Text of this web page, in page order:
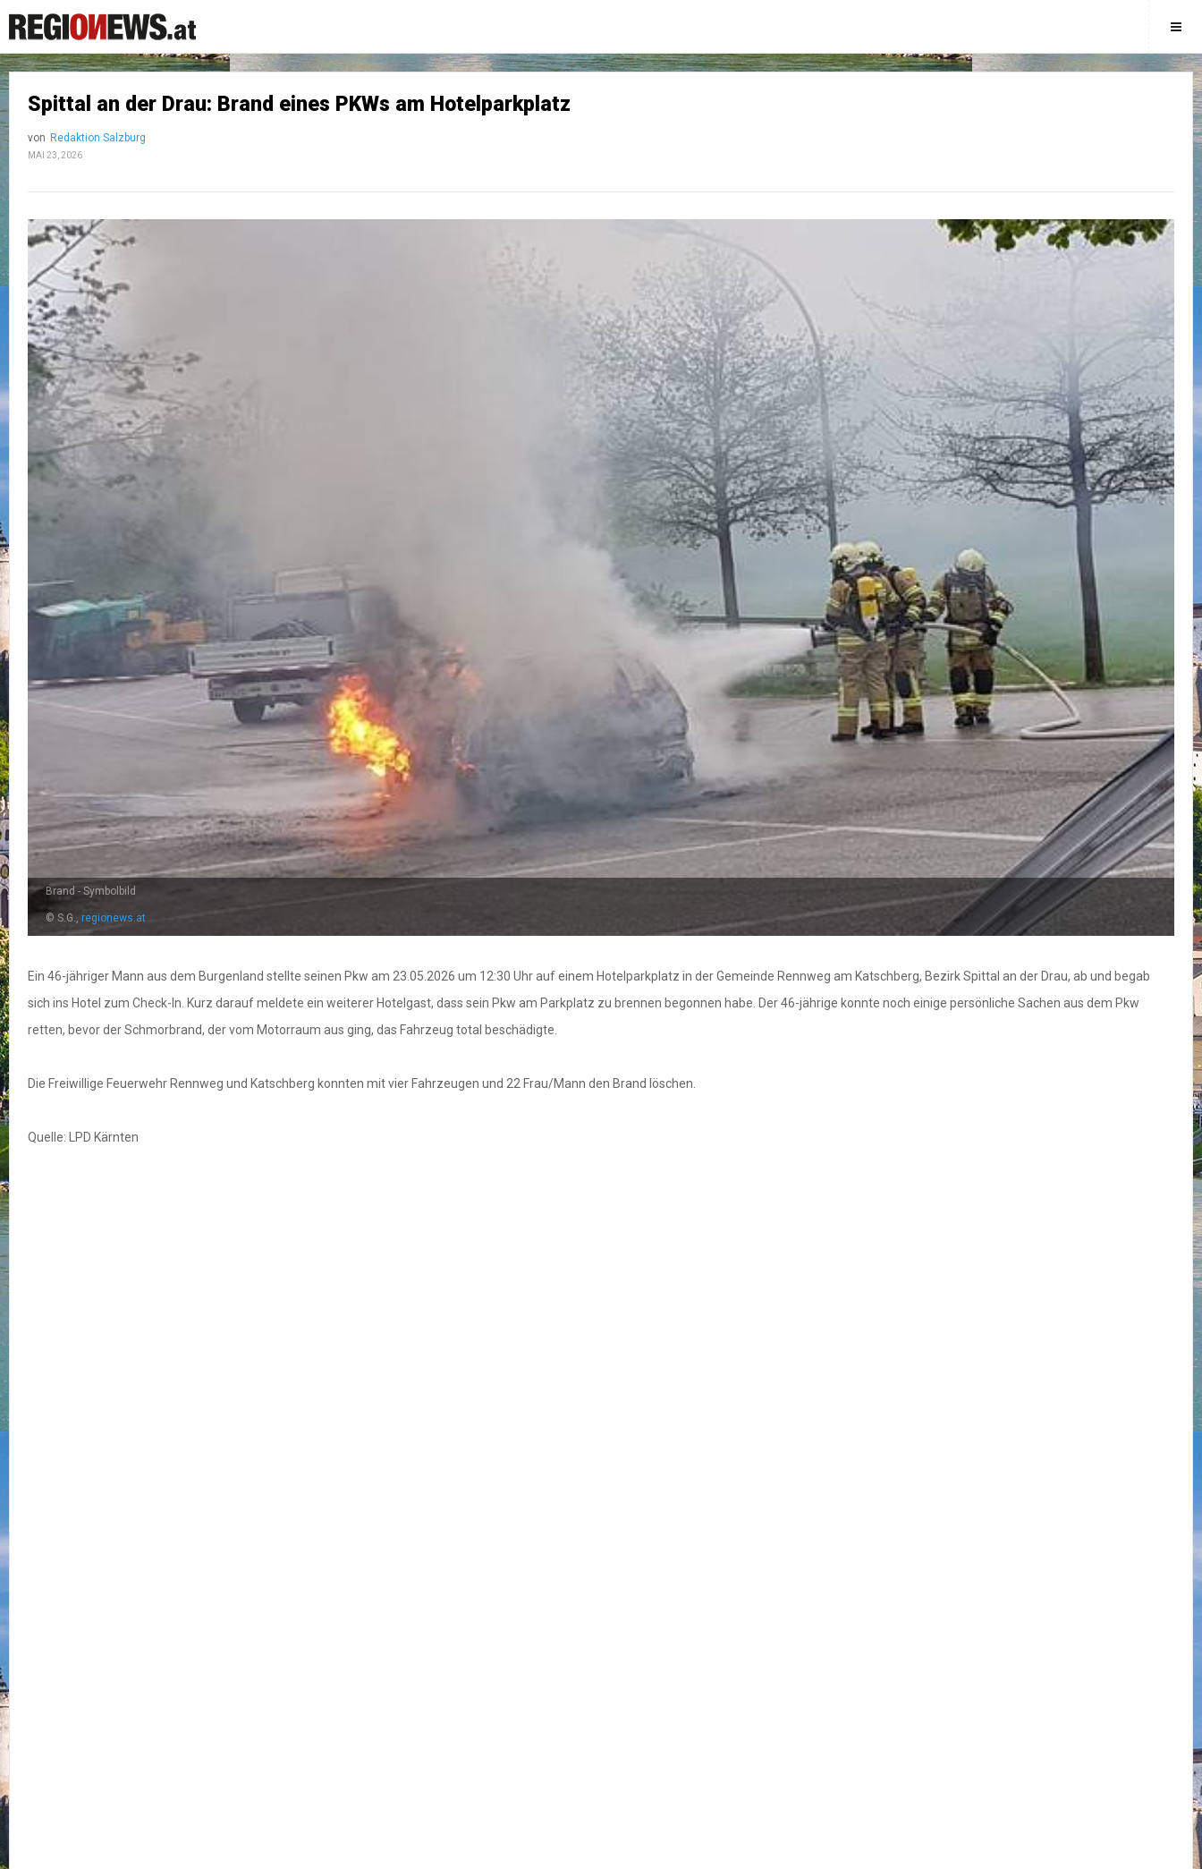
Spittal an der Drau: Brand eines PKWs am Hotelparkplatz
von Redaktion Salzburg
MAI 23, 2026
Brand - Symbolbild
© S.G., regionews.at
Ein 46-jähriger Mann aus dem Burgenland stellte seinen Pkw am 23.05.2026 um 12:30 Uhr auf einem Hotelparkplatz in der Gemeinde Rennweg am Katschberg, Bezirk Spittal an der Drau, ab und begab
sich ins Hotel zum Check-In. Kurz darauf meldete ein weiterer Hotelgast, dass sein Pkw am Parkplatz zu brennen begonnen habe. Der 46-jährige konnte noch einige persönliche Sachen aus dem Pkw
retten, bevor der Schmorbrand, der vom Motorraum aus ging, das Fahrzeug total beschädigte.
Die Freiwillige Feuerwehr Rennweg und Katschberg konnten mit vier Fahrzeugen und 22 Frau/Mann den Brand löschen.
Quelle: LPD Kärnten